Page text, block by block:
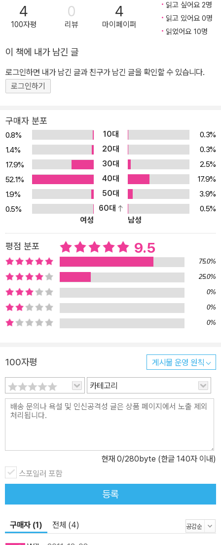
4
100자평
0
리뷰
4
마이페이퍼
읽고 싶어요 2명
읽고 있어요 0명
읽었어요 10명
이 책에 내가 남긴 글
로그인하면 내가 남긴 글과 친구가 남긴 글을 확인할 수 있습니다.
로그인하기
구매자 분포
0.8% 10대
0.3%
1.4%
20대
0.3%
17.9%
30대
2.5%
52.1%
40대
17.9%
1.9%
50대
3.9%
0.5%
60대
0.5%
여성
남성
평점 분포 9.5
75.0%
25.0%
0%
0%
0%
100자평 게시물 운영 원칙
카테고리
현재 0/280byte (한글 140자 이내)
스포일러 포함
등록
구매자 (1) 전체 (4)